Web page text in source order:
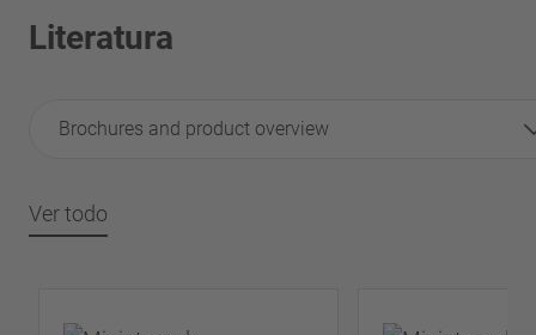
Literatura
Brochures and product overview
Ver todo